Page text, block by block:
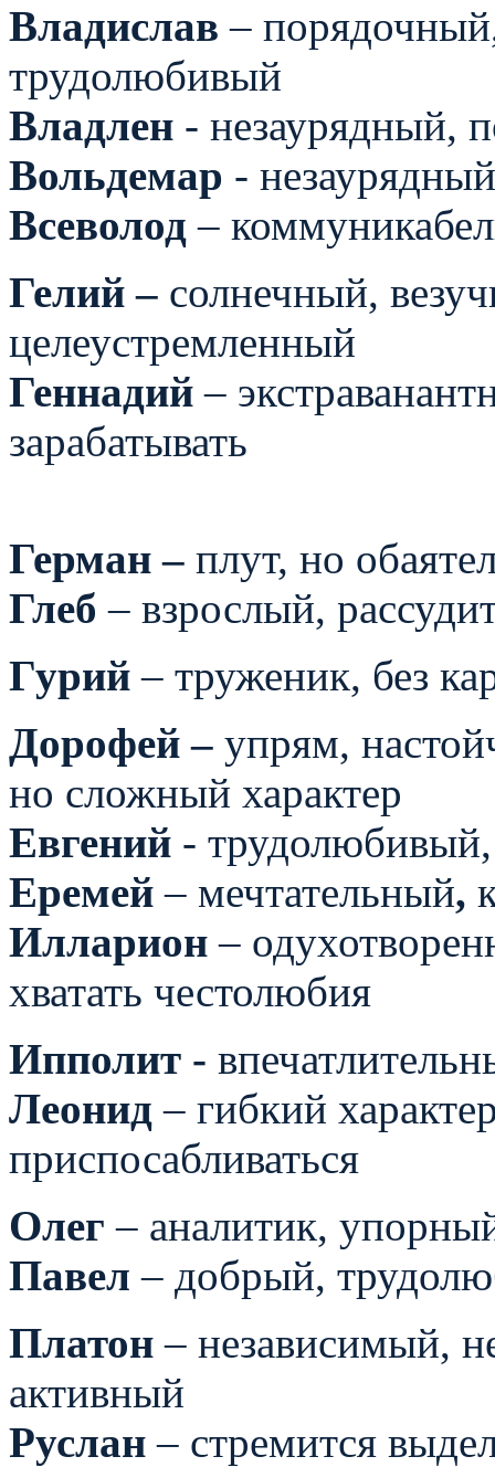
Владислав –
трудолюбивый
Владлен - незаурядный,
Вольдемар -
Всеволод –
Гелий – солнечный,
целеустремленный
Геннадий –
зарабатывать
Герман – плут, но
Глеб – взрослый,
Гурий – труженик, без
Дорофей – упрям,
но сложный характер
Евгений -
Еремей – мечтательный,
Илларион –
хватать честолюбия
Ипполит -
Леонид – гибкий
приспосабливаться
Олег – аналитик,
Павел – добрый,
Платон – независимый,
активный
Руслан – стремится